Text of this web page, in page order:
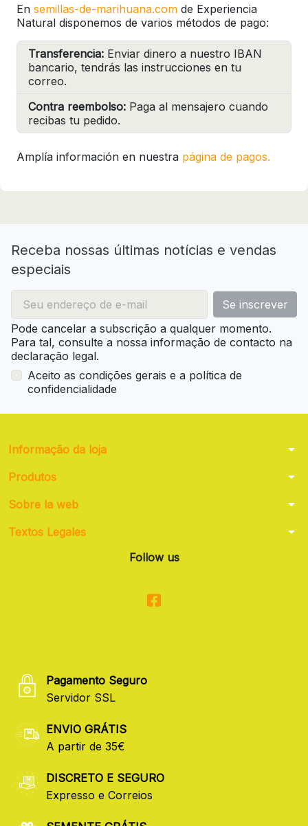
En semillas-de-marihuana.com de Experiencia
Natural disponemos de varios métodos de pago:
Transferencia: Enviar dinero a nuestro IBAN
bancario, tendrás las instrucciones en tu
correo.
Contra reembolso: Paga al mensajero cuando
recibas tu pedido.
Amplía información en nuestra página de pagos.
Receba nossas últimas notícias e vendas
especiais
Pode cancelar a subscrição a qualquer momento.
Para tal, consulte a nossa informação de contacto na
declaração legal.
Aceito as condições gerais e a política de
confidencialidade
Informação da loja arrow_drop_down
Produtos arrow_drop_down
Sobre la web arrow_drop_down
Textos Legales arrow_drop_down
Follow us
Pagamento Seguro
Servidor SSL
ENVIO GRÁTIS
A partir de 35€
DISCRETO E SEGURO
Expresso e Correios